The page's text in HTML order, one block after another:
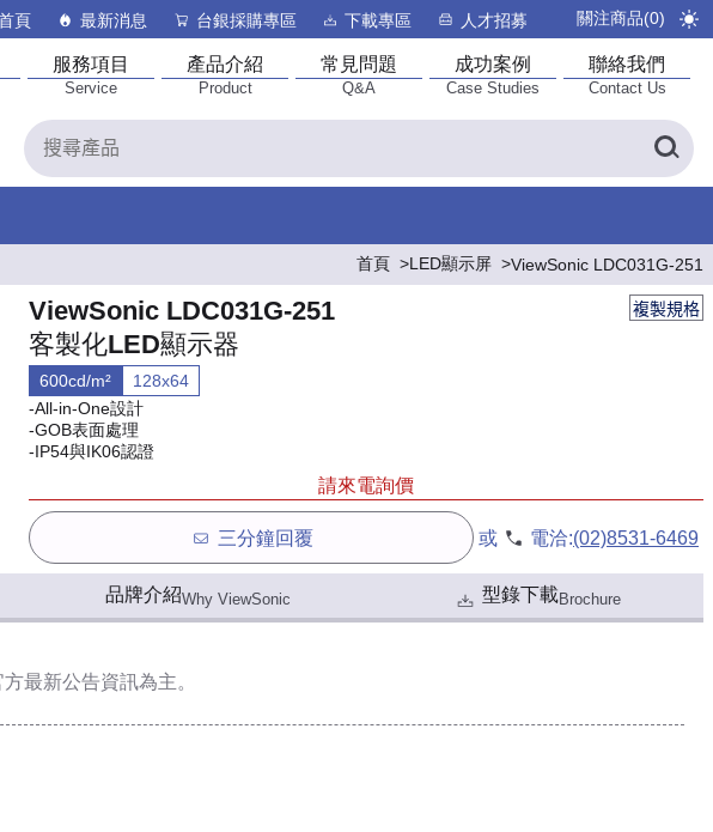
頁 最新消息 台銀採購專區 下載專區 人才招募 關注商品(0)
服務項目
Service
產品介紹
Product
常見問題
Q&A
成功案例
Case Studies
聯絡我們
Contact Us
首頁 LED顯示屏 ViewSonic LDC031G-251
複製規格
ViewSonic LDC031G-251
客製化LED顯示器
600cd/m²
128x64
-All-in-One設計
-GOB表面處理
-IP54與IK06認證
請來電詢價
三分鐘回覆 或 電洽:(02)8531-6469
品牌介紹Why ViewSonic 型錄下載Brochure
最新公告資訊為主。